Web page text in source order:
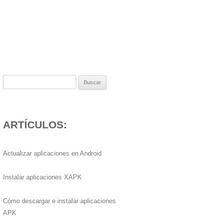
ARTÍCULOS:
Actualizar aplicaciones en Android
Instalar aplicaciones XAPK
Cómo descargar e instalar aplicaciones
APK